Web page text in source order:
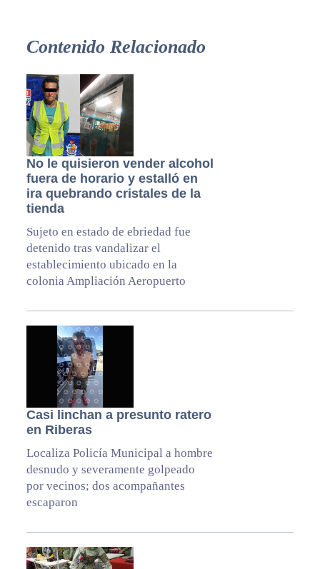
Contenido Relacionado
No le quisieron vender alcohol
fuera de horario y estalló en
ira quebrando cristales de la
tienda
Sujeto en estado de ebriedad fue
detenido tras vandalizar el
establecimiento ubicado en la
colonia Ampliación Aeropuerto
Casi linchan a presunto ratero
en Riberas
Localiza Policía Municipal a hombre
desnudo y severamente golpeado
por vecinos; dos acompañantes
escaparon